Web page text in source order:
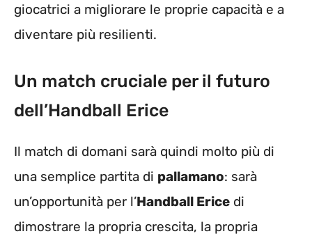
giocatrici a migliorare le proprie capacità e a
diventare più resilienti.
Un match cruciale per il futuro
dell’Handball Erice
Il match di domani sarà quindi molto più di
una semplice partita di pallamano: sarà
un’opportunità per l’Handball Erice di
dimostrare la propria crescita, la propria